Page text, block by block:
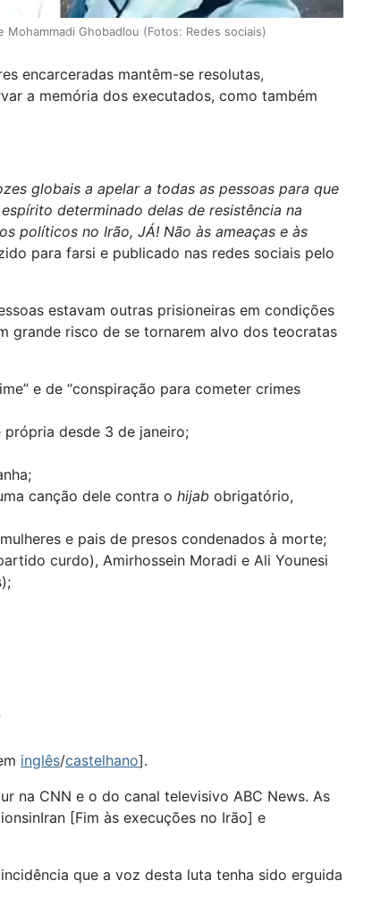
Mohammadi Ghobadlou (Fotos: Redes sociais)
encarceradas mantêm-se resolutas,
a memória dos executados, como também
globais a apelar a todas as pessoas para que
determinado delas de resistência na
políticos no Irão, JÁ! Não às ameaças e às
para farsi e publicado nas redes sociais pelo
estavam outras prisioneiras em condições
grande risco de se tornarem alvo dos teocratas
e de “conspiração para cometer crimes
desde 3 de janeiro;
canção dele contra o hijab obrigatório,
e pais de presos condenados à morte;
curdo), Amirhossein Moradi e Ali Younesi
inglês/castelhano].
na CNN e o do canal televisivo ABC News. As
[Fim às execuções no Irão] e
que a voz desta luta tenha sido erguida